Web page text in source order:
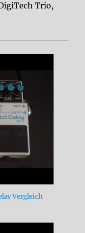
Trio,
Vergleich